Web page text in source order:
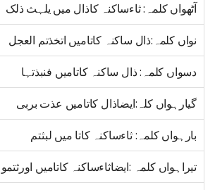
آٹھواں کلمہ: ثاءساکنہ کاذال میں یلہث ذلک
نواں کلمہ:ذال ساکنہ کاتامیں اتخذتم العجل
دسواں کلمہ: ذال ساکنہ کاتامیں فنبذتہا
گیارہواں کلہ:ایضاذال کاتامیں عذت بربی
بارہواں کلمہ: ثاءساکنہ کاتا میں لبثتم
تیراہواں کلمہ :ایضاثاءساکنہ کاتامیں